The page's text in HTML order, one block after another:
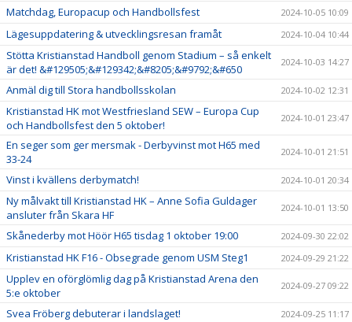
Matchdag, Europacup och Handbollsfest 2024-10-05 10:09
Lägesuppdatering & utvecklingsresan framåt 2024-10-04 10:44
Stötta Kristianstad Handboll genom Stadium – så enkelt
är det! &#129505;&#129342;&#8205;&#9792;&#650
2024-10-03 14:27
Anmäl dig till Stora handbollsskolan 2024-10-02 12:31
Kristianstad HK mot Westfriesland SEW – Europa Cup
och Handbollsfest den 5 oktober!
2024-10-01 23:47
En seger som ger mersmak - Derbyvinst mot H65 med
33-24
2024-10-01 21:51
Vinst i kvällens derbymatch! 2024-10-01 20:34
Ny målvakt till Kristianstad HK – Anne Sofia Guldager
ansluter från Skara HF
2024-10-01 13:50
Skånederby mot Höör H65 tisdag 1 oktober 19:00 2024-09-30 22:02
Kristianstad HK F16 - Obsegrade genom USM Steg1 2024-09-29 21:22
Upplev en oförglömlig dag på Kristianstad Arena den
5:e oktober
2024-09-27 09:22
Svea Fröberg debuterar i landslaget! 2024-09-25 11:17